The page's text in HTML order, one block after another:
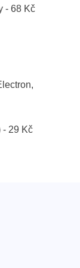
- 68 Kč
- 29 Kč